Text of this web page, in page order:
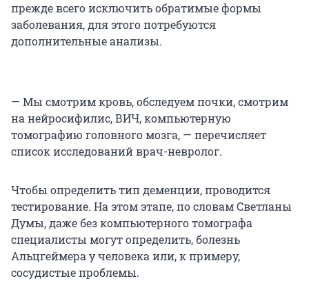
прежде всего исключить обратимые формы
заболевания, для этого потребуются
дополнительные анализы.
— Мы смотрим кровь, обследуем почки, смотрим
на нейросифилис, ВИЧ, компьютерную
томографию головного мозга, — перечисляет
список исследований врач-невролог.
Чтобы определить тип деменции, проводится
тестирование. На этом этапе, по словам Светланы
Думы, даже без компьютерного томографа
специалисты могут определить, болезнь
Альцгеймера у человека или, к примеру,
сосудистые проблемы.